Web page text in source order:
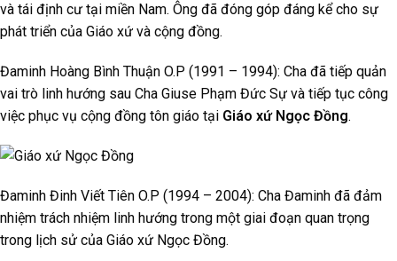
và tái định cư tại miền Nam. Ông đã đóng góp đáng kể cho sự
phát triển của Giáo xứ và cộng đồng.
Đaminh Hoàng Bình Thuận O.P (1991 – 1994): Cha đã tiếp quản
vai trò linh hướng sau Cha Giuse Phạm Đức Sự và tiếp tục công
việc phục vụ cộng đồng tôn giáo tại Giáo xứ Ngọc Đồng.
Đaminh Đinh Viết Tiên O.P (1994 – 2004): Cha Đaminh đã đảm
nhiệm trách nhiệm linh hướng trong một giai đoạn quan trọng
trong lịch sử của Giáo xứ Ngọc Đồng.